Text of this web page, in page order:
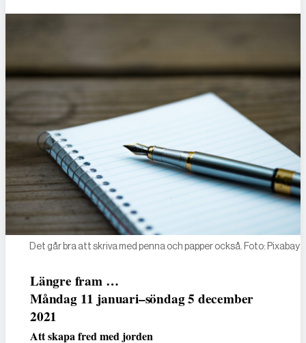
Det går bra att skriva med penna och papper också. Foto: Pixabay
Längre fram …
Måndag 11 januari–söndag 5 december
2021
Att skapa fred med jorden